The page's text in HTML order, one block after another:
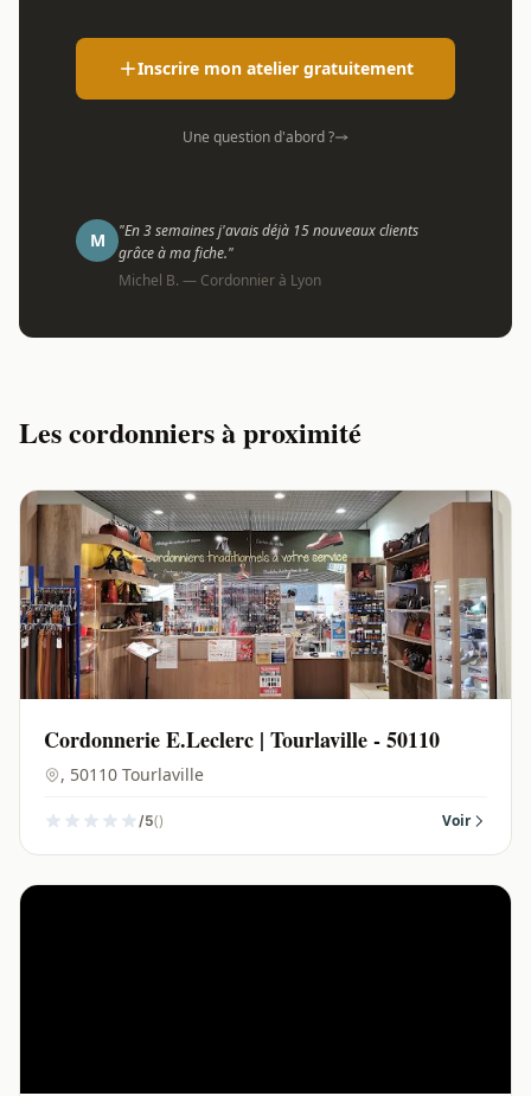
Inscrire mon atelier gratuitement
Une question d'abord ?
M
"En 3 semaines j'avais déjà 15 nouveaux clients
grâce à ma fiche."
Michel B. — Cordonnier à Lyon
Les cordonniers à proximité
Cordonnerie E.Leclerc | Tourlaville - 50110
, 50110 Tourlaville
/5() Voir